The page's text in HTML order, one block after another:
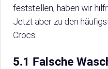
feststellen, haben wir
Jetzt aber zu den
Crocs.
5.1 Falsche